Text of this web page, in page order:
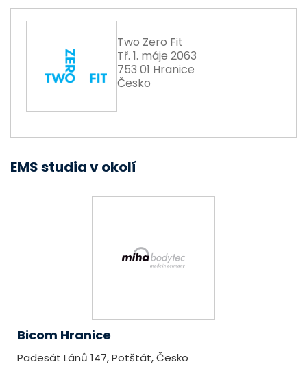
Two Zero Fit
Tř. 1. máje 2063
753 01 Hranice
Česko
EMS studia v okolí
Bicom Hranice
Padesát Lánů 147, Potštát, Česko